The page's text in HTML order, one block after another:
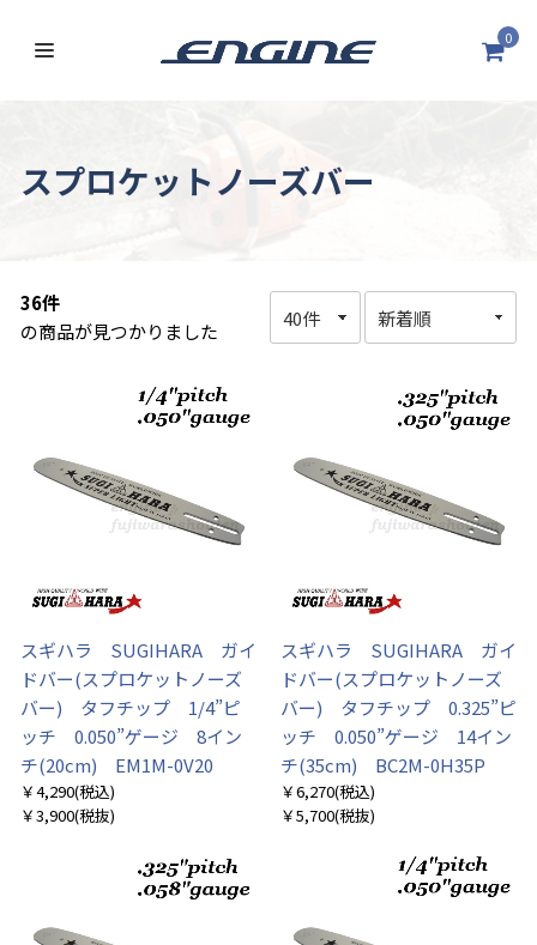
0
スプロケットノーズバー
36件
の商品が見つかりました
スギハラ SUGIHARA ガイ
ドバー(スプロケットノーズ
バー) タフチップ 1/4”ピ
ッチ 0.050”ゲージ 8イン
チ(20cm) EM1M-0V20
￥4,290(税込)
￥3,900(税抜)
スギハラ SUGIHARA ガイ
ドバー(スプロケットノーズ
バー) タフチップ 0.325”ピ
ッチ 0.050”ゲージ 14イン
チ(35cm) BC2M-0H35P
￥6,270(税込)
￥5,700(税抜)